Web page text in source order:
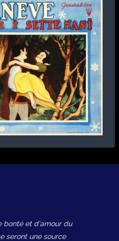
bonté et d'amour du
seront une source